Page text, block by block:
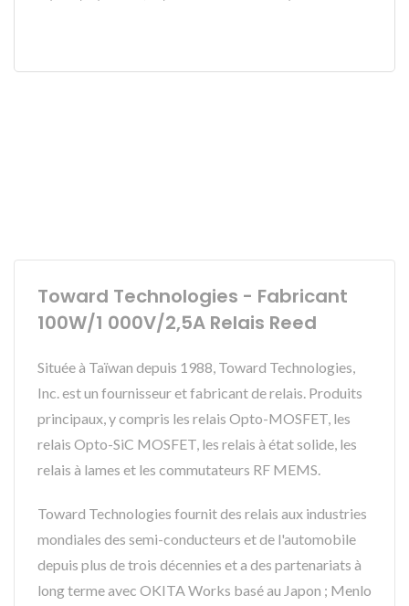
Toward Technologies - Fabricant
100W/1 000V/2,5A Relais Reed
Située à Taïwan depuis 1988, Toward Technologies,
Inc. est un fournisseur et fabricant de relais. Produits
principaux, y compris les relais Opto-MOSFET, les
relais Opto-SiC MOSFET, les relais à état solide, les
relais à lames et les commutateurs RF MEMS.
Toward Technologies fournit des relais aux industries
mondiales des semi-conducteurs et de l'automobile
depuis plus de trois décennies et a des partenariats à
long terme avec OKITA Works basé au Japon ; Menlo